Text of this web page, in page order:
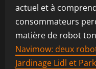
actuel et à
consommateurs
matière de robot
Navimow: deux
Jardinage Lidl et